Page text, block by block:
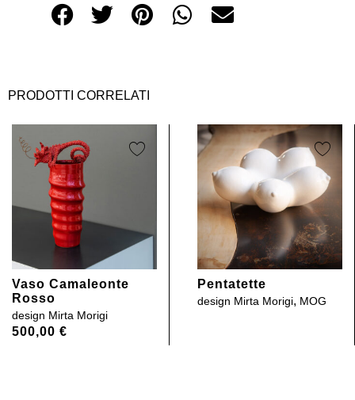
PRODOTTI CORRELATI
Vaso Camaleonte
Rosso
design Mirta Morigi
500,00 €
Pentatette
design Mirta Morigi, MOG